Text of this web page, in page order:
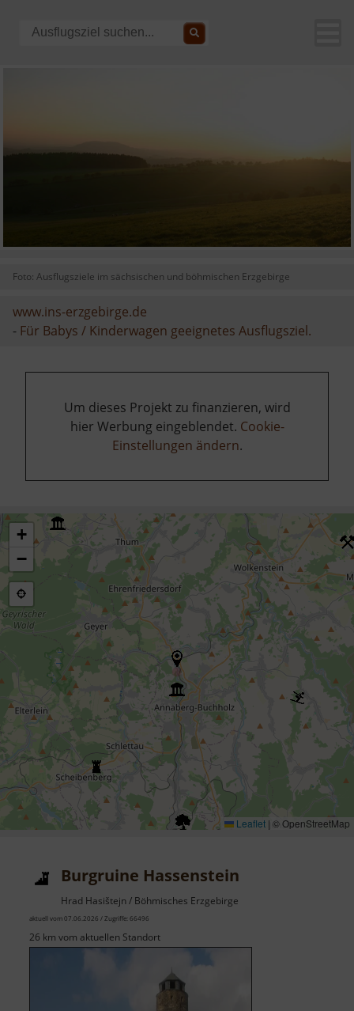
Foto: Ausflugsziele im sächsischen und böhmischen Erzgebirge
www.ins-erzgebirge.de
- Für Babys / Kinderwagen geeignetes Ausflugsziel.
Um dieses Projekt zu finanzieren, wird
hier Werbung eingeblendet. Cookie-
Einstellungen ändern.
+
−
Leaflet | © OpenStreetMap
Burgruine Hassenstein
Hrad Hasištejn / Böhmisches Erzgebirge
aktuell vom 07.06.2026 / Zugriffe: 66496
26 km vom aktuellen Standort